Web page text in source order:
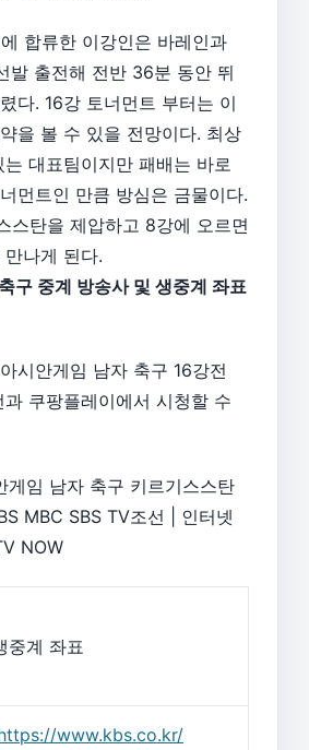
합류한 이강인은 바레인과
발 출전해 전반 36분 동안 뛰
다. 16강 토너먼트 부터는 이
을 볼 수 있을 전망이다. 최상
대표팀이지만 패배는 바로
먼트인 만큼 방심은 금물이다.
스탄을 제압하고 8강에 오르면
나게 된다.
구 중계 방송사 및 생중계 좌표
시안게임 남자 축구 16강전
쿠팡플레이에서 시청할 수
임 남자 축구 키르기스스탄
MBC SBS TV조선 | 인터넷
NOW
중계 좌표
www.kbs.co.kr/